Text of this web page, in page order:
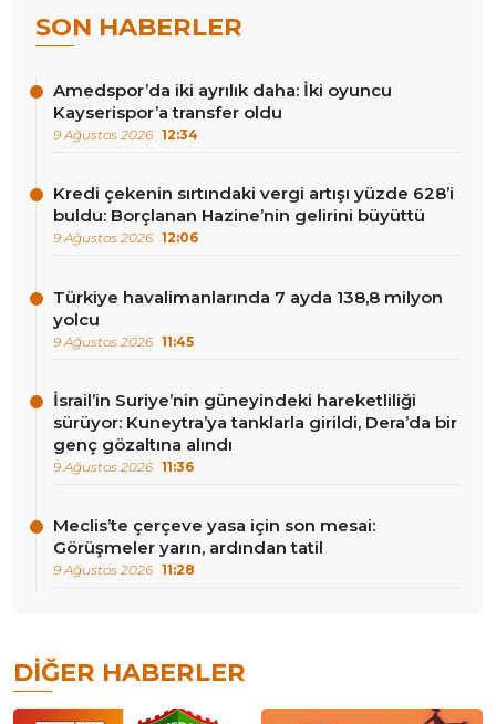
SON HABERLER
Amedspor’da iki ayrılık daha: İki oyuncu
Kayserispor’a transfer oldu
9 Ağustos 2026 12:34
Kredi çekenin sırtındaki vergi artışı yüzde 628’i
buldu: Borçlanan Hazine’nin gelirini büyüttü
9 Ağustos 2026 12:06
Türkiye havalimanlarında 7 ayda 138,8 milyon
yolcu
9 Ağustos 2026 11:45
İsrail’in Suriye’nin güneyindeki hareketliliği
sürüyor: Kuneytra’ya tanklarla girildi, Dera’da bir
genç gözaltına alındı
9 Ağustos 2026 11:36
Meclis’te çerçeve yasa için son mesai:
Görüşmeler yarın, ardından tatil
9 Ağustos 2026 11:28
DIĞER HABERLER